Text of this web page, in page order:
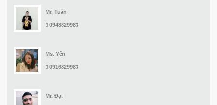
Mr. Tuấn
0948829983
Ms. Yến
0916829983
Mr. Đạt